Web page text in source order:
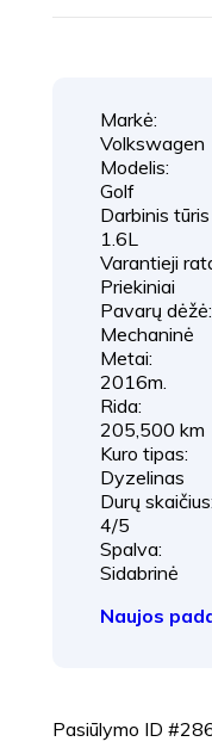
Markė:
Volkswagen
Modelis:
Golf
Darbinis
1.6L
Varantieji
Priekiniai
Pavarų dėžė:
Mechaninė
Metai:
2016m.
Rida:
205,500 km
Kuro tipas:
Dyzelinas
Durų skaičius:
4/5
Spalva:
Sidabrinė
Naujos
Pasiūlymo ID